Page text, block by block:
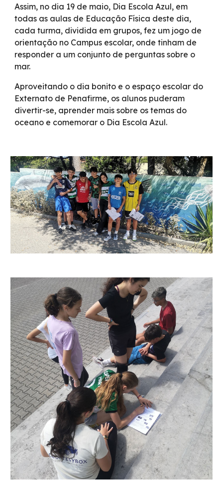
Assim, no dia 19 de maio, Dia Escola Azul, em
todas as aulas de Educação Física deste dia,
cada turma, dividida em grupos, fez um jogo de
orientação no Campus escolar, onde tinham de
responder a um conjunto de perguntas sobre o
mar.
Aproveitando o dia bonito e o espaço escolar do
Externato de Penafirme, os alunos puderam
divertir-se, aprender mais sobre os temas do
oceano e comemorar o Dia Escola Azul.